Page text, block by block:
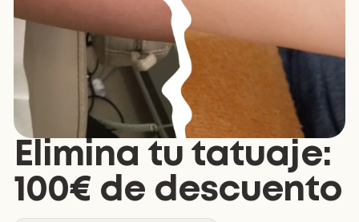
Elimina tu tatuaje:
100€ de descuento